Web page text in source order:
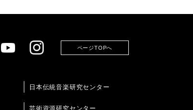
ページTOPへ
日本伝統音楽研究センター
芸術資源研究センター